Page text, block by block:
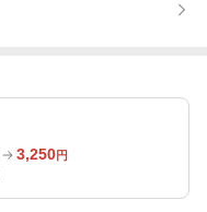
3,250円